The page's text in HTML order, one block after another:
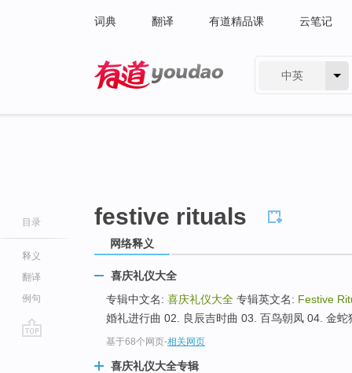
词典 翻译 有道精品课 云笔记
中英
目录
释义
翻译
例句
festive rituals
网络释义
喜庆礼仪大全
专辑中文名: 喜庆礼仪大全 专辑英文名: Festive
婚礼进行曲 02. 良辰吉时曲 03. 百鸟朝凤 04. 金
基于68个网页-相关网页
喜庆礼仪大全专辑